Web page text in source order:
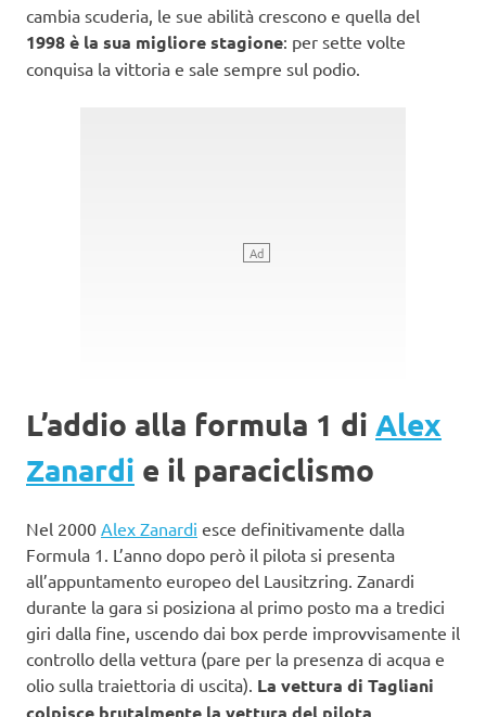
cambia scuderia, le sue abilità crescono e quella del
1998 è la sua migliore stagione: per sette volte
conquisa la vittoria e sale sempre sul podio.
L’addio alla formula 1 di Alex
Zanardi e il paraciclismo
Nel 2000 Alex Zanardi esce definitivamente dalla
Formula 1. L’anno dopo però il pilota si presenta
all’appuntamento europeo del Lausitzring. Zanardi
durante la gara si posiziona al primo posto ma a tredici
giri dalla fine, uscendo dai box perde improvvisamente il
controllo della vettura (pare per la presenza di acqua e
olio sulla traiettoria di uscita). La vettura di Tagliani
colpisce brutalmente la vettura del pilota